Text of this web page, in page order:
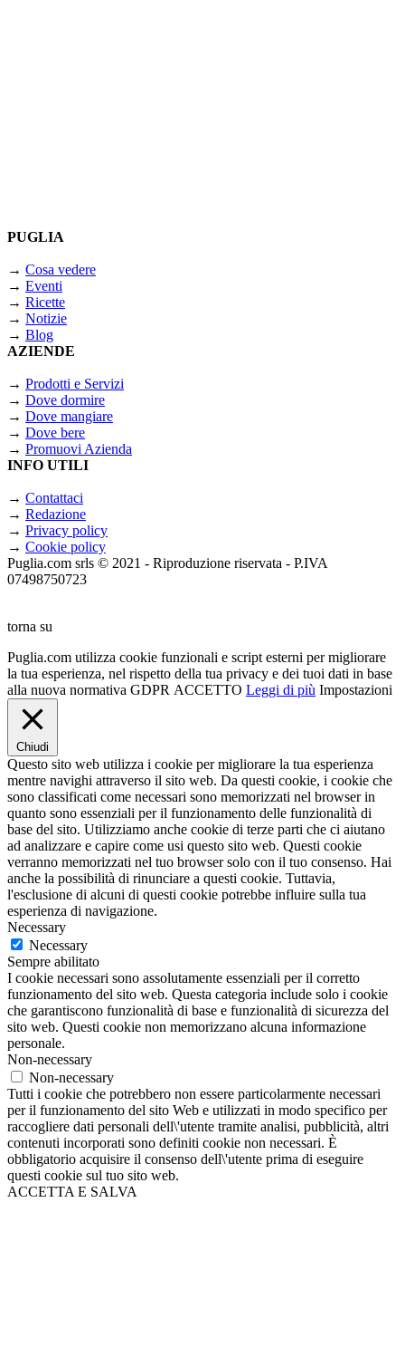
PUGLIA
→ Cosa vedere
→ Eventi
→ Ricette
→ Notizie
→ Blog
AZIENDE
→ Prodotti e Servizi
→ Dove dormire
→ Dove mangiare
→ Dove bere
→ Promuovi Azienda
INFO UTILI
→ Contattaci
→ Redazione
→ Privacy policy
→ Cookie policy
Puglia.com srls © 2021 - Riproduzione riservata - P.IVA
07498750723
torna su
Puglia.com utilizza cookie funzionali e script esterni per migliorare
la tua esperienza, nel rispetto della tua privacy e dei tuoi dati in base
alla nuova normativa GDPR ACCETTO Leggi di più Impostazioni
Chiudi
Questo sito web utilizza i cookie per migliorare la tua esperienza
mentre navighi attraverso il sito web. Da questi cookie, i cookie che
sono classificati come necessari sono memorizzati nel browser in
quanto sono essenziali per il funzionamento delle funzionalità di
base del sito. Utilizziamo anche cookie di terze parti che ci aiutano
ad analizzare e capire come usi questo sito web. Questi cookie
verranno memorizzati nel tuo browser solo con il tuo consenso. Hai
anche la possibilità di rinunciare a questi cookie. Tuttavia,
l'esclusione di alcuni di questi cookie potrebbe influire sulla tua
esperienza di navigazione.
Necessary
Necessary
Sempre abilitato
I cookie necessari sono assolutamente essenziali per il corretto
funzionamento del sito web. Questa categoria include solo i cookie
che garantiscono funzionalità di base e funzionalità di sicurezza del
sito web. Questi cookie non memorizzano alcuna informazione
personale.
Non-necessary
Non-necessary
Tutti i cookie che potrebbero non essere particolarmente necessari
per il funzionamento del sito Web e utilizzati in modo specifico per
raccogliere dati personali dell\'utente tramite analisi, pubblicità, altri
contenuti incorporati sono definiti cookie non necessari. È
obbligatorio acquisire il consenso dell\'utente prima di eseguire
questi cookie sul tuo sito web.
ACCETTA E SALVA